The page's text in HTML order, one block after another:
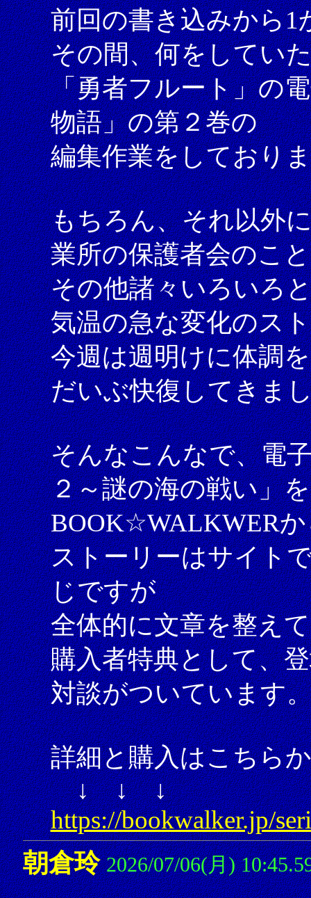
前回の書き込みから1
その間、何をしてい
「勇者フルート」の
物語」の第２巻の
編集作業をしており
もちろん、それ以外
業所の保護者会のこと
その他諸々いろいろ
気温の急な変化のス
今週は週明けに体調
だいぶ快復してきま
そんなこんなで、電
２～謎の海の戦い」を
BOOK☆WALKWER
ストーリーはサイト
じですが
全体的に文章を整え
購入者特典として、
対談がついています
詳細と購入はこちら
↓ ↓ ↓
https://bookwalker.jp/
朝倉玲 2026/07/06(月)